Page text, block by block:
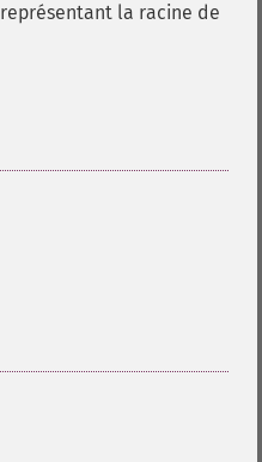
représentant la racine de